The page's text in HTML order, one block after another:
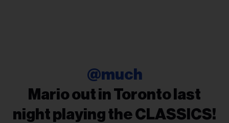
@much
Mario out in Toronto last
night playing the CLASSICS!